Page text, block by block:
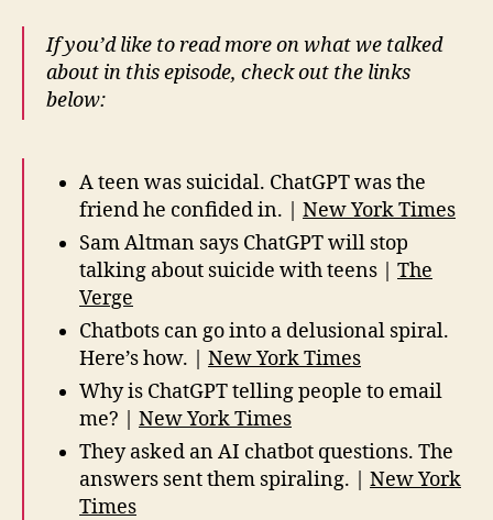
If you’d like to read more on what we talked
about in this episode, check out the links
below:
A teen was suicidal. ChatGPT was the
friend he confided in. | New York Times
Sam Altman says ChatGPT will stop
talking about suicide with teens | The
Verge
Chatbots can go into a delusional spiral.
Here’s how. | New York Times
Why is ChatGPT telling people to email
me? | New York Times
They asked an AI chatbot questions. The
answers sent them spiraling. | New York
Times